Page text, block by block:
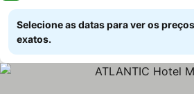
Selecione as datas para ver os preços
exatos.